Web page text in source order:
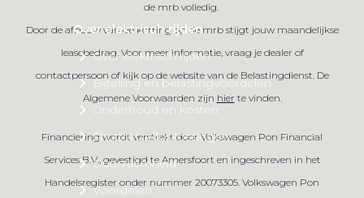
Over elektrisch rijden
Over elektrisch rijden
Bijtelling en belastingvoordelen
Onderhoud en kosten
Shuttel laadoplossingen
Duurzaamheid
Voordelen
de mrb volledig.
Door de afbouw van de korting op de mrb stijgt jouw maandelijkse
leasebedrag. Voor meer informatie, vraag je dealer of
contactpersoon of kijk op de website van de Belastingdienst. De
Algemene Voorwaarden zijn hier te vinden.
Financiering wordt verstrekt door Volkswagen Pon Financial
Services B.V., gevestigd te Amersfoort en ingeschreven in het
Handelsregister onder nummer 20073305. Volkswagen Pon